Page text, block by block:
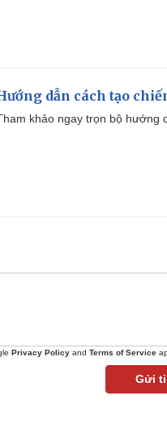
dẫn cách tạo
khảo ngay trọn bộ hướng
Privacy Policy and Terms of Service
Gửi